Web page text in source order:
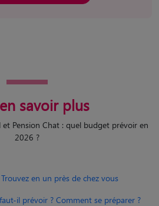
savoir plus
Pension Chat : quel budget prévoir en
2026 ?
en un près de chez vous
il prévoir ? Comment se préparer ?